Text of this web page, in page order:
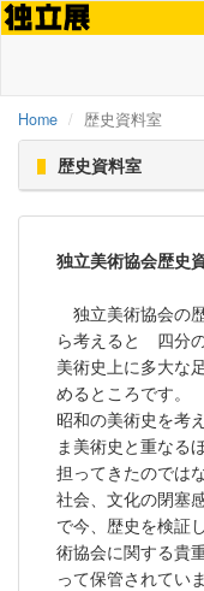
Home 歴史資料室
歴史資料室
独立美術協会歴史
独立美術協会の
ら考えると 四分
美術史上に多大な
めるところです。
昭和の美術史を考
ま美術史と重なる
担ってきたのでは
社会、文化の閉塞
で今、歴史を検証
術協会に関する貴
って保管されていま